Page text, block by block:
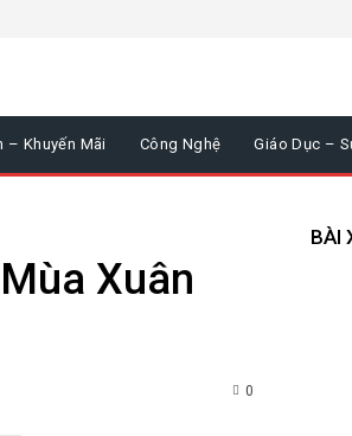
– Khuyến Mãi Công Nghệ Giáo Dục –
Xuân
0
BÀI